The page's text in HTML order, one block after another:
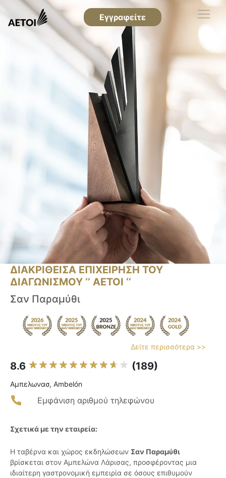
Εγγραφείτε
ΔΙΑΚΡΙΘΕΙΣΑ ΕΠΙΧΕΙΡΗΣΗ ΤΟΥ
ΔΙΑΓΩΝΙΣΜΟΥ ‘’ ΑΕΤΟΙ ‘’
Σαν Παραμύθι
Δείτε περισσότερα >>
8.6 (189)
Αμπελωνασ, Ambelón
Εμφάνιση αριθμού τηλεφώνου
Σχετικά με την εταιρεία:
Η ταβέρνα και χώρος εκδηλώσεων Σαν Παραμύθι
βρίσκεται στον Αμπελώνα Λάρισας, προσφέροντας μια
ιδιαίτερη γαστρονομική εμπειρία σε όσους επιθυμούν